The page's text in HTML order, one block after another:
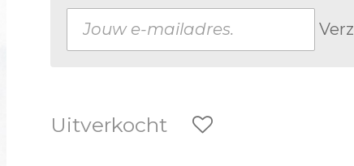
Uitverkocht